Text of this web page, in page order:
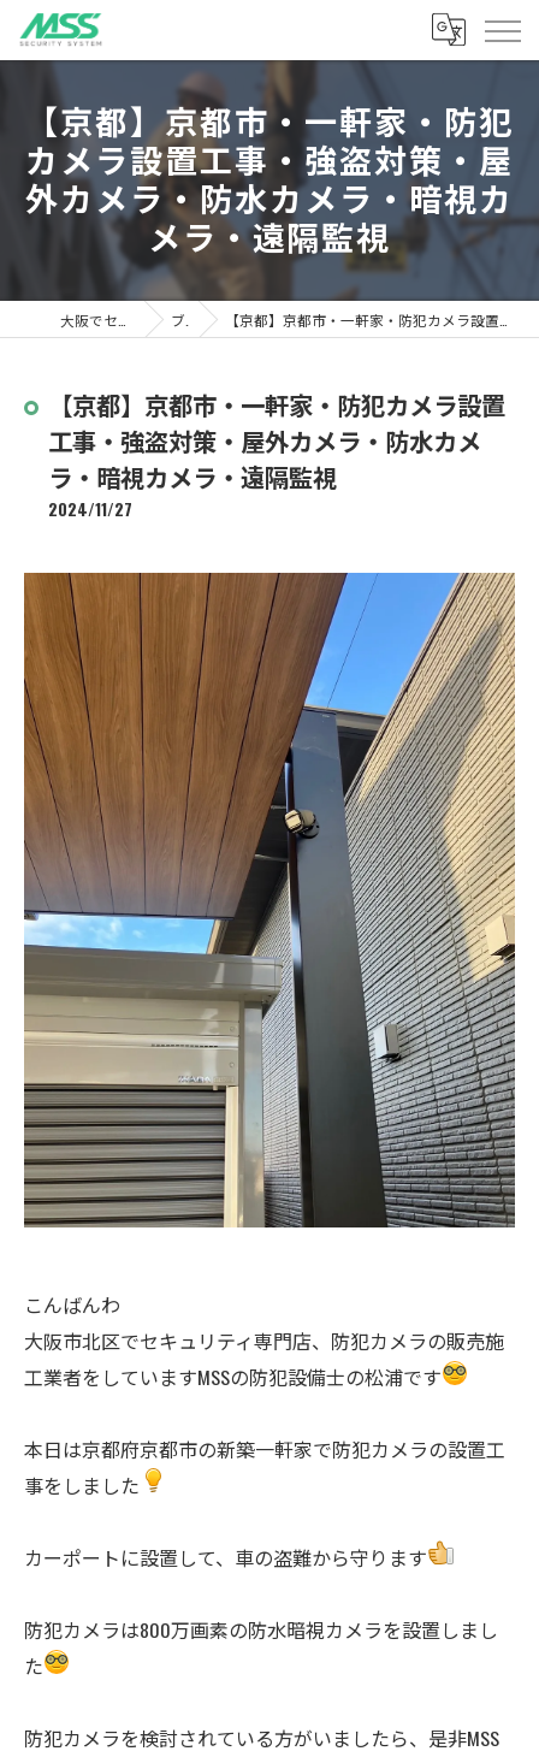
【京都】京都市・一軒家・防犯
カメラ設置工事・強盗対策・屋
外カメラ・防水カメラ・暗視カ
メラ・遠隔監視
ブログ 【京都】京都市・一軒家・防犯カメラ設置工事・強盗対策・屋外カメラ・防水カメラ・暗視カメラ・遠隔監視
【京都】京都市・一軒家・防犯カメラ設置
工事・強盗対策・屋外カメラ・防水カメ
ラ・暗視カメラ・遠隔監視
2024/11/27
こんばんわ
大阪市北区でセキュリティ専門店、防犯カメラの販売施
工業者をしていますMSSの防犯設備士の松浦です
本日は京都府京都市の新築一軒家で防犯カメラの設置工
事をしました
カーポートに設置して、車の盗難から守ります
防犯カメラは800万画素の防水暗視カメラを設置しまし
た
防犯カメラを検討されている方がいましたら、是非MSS